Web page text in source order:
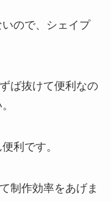
ので、シェイプ
ば抜けて便利なの
利です。
制作効率をあげま